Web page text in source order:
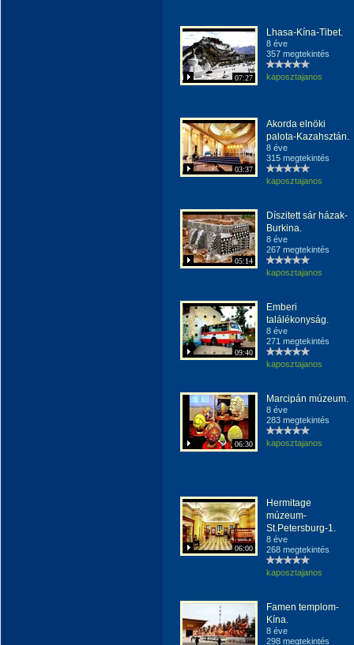
07:27
Lhasa-Kína-Tibet.
8 éve
357 megtekintés
kaposztajanos
03:37
Akorda elnöki
palota-Kazahsztán.
8 éve
315 megtekintés
kaposztajanos
05:14
Díszitett sár házak-
Burkina.
8 éve
267 megtekintés
kaposztajanos
09:40
Emberi
találékonyság.
8 éve
271 megtekintés
kaposztajanos
06:30
Marcipán múzeum.
8 éve
283 megtekintés
kaposztajanos
06:00
Hermitage
múzeum-
St.Petersburg-1.
8 éve
268 megtekintés
kaposztajanos
Famen templom-
Kína.
8 éve
298 megtekintés